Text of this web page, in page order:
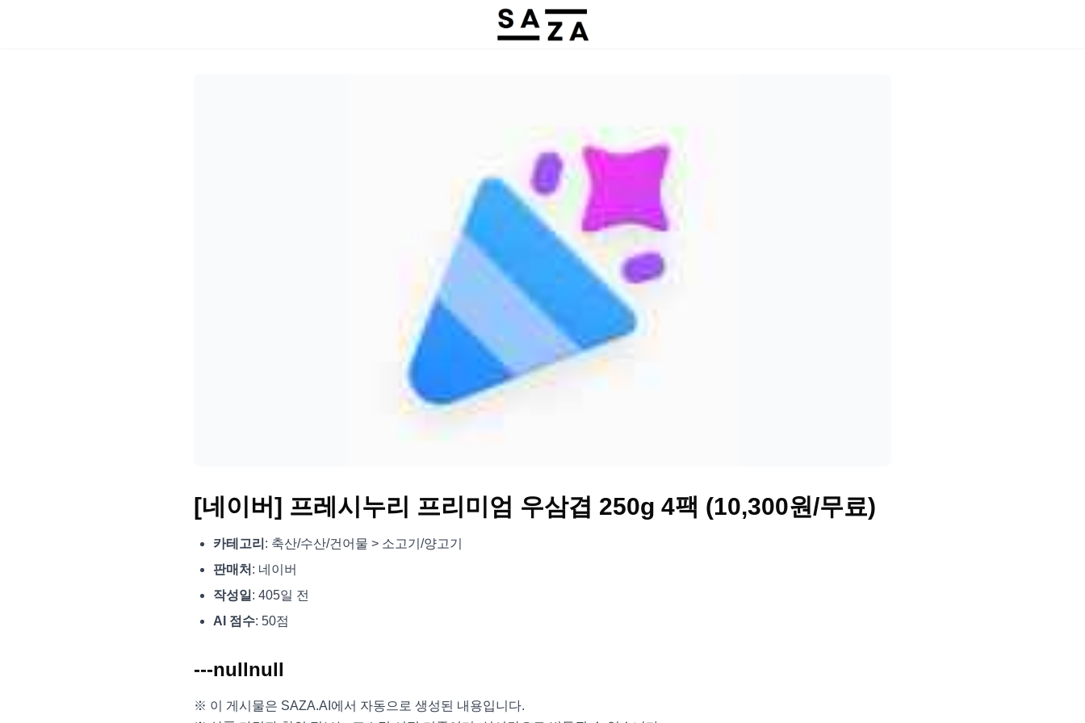
[네이버] 프레시누리 프리미엄 우삼겹 250g 4팩 (10,300원/무료)
카테고리 : 축산/수산/건어물 > 소고기/양고기
판매처 : 네이버
작성일: 405일 전
AI 점수: 50점
---nullnull
※ 이 게시물은 SAZA.AI에서 자동으로 생성된 내용입니다.